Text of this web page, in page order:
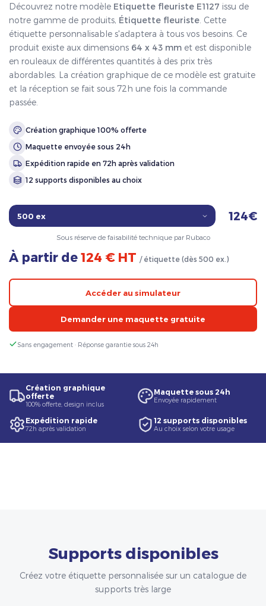
Découvrez notre modèle Etiquette fleuriste E1127 issu de
notre gamme de produits, Étiquette fleuriste . Cette
étiquette personnalisable s'adaptera à tous vos besoins. Ce
produit existe aux dimensions 64 x 43 mm et est disponible
en rouleaux de différentes quantités à des prix très
abordables. La création graphique de ce modèle est gratuite
et la réception se fait sous 72h une fois la commande
passée.
Création graphique 100% offerte
Maquette envoyée sous 24h
Expédition rapide en 72h après validation
12 supports disponibles au choix
124€
Sous réserve de faisabilité technique par Rubaco
À partir de 124 € HT / étiquette (dès 500 ex.)
Accéder au simulateur
Demander une maquette gratuite
Sans engagement · Réponse garantie sous 24h
Création graphique
offerte
100% offerte, design inclus
Maquette sous 24h
Envoyée rapidement
Expédition rapide
72h après validation
12 supports disponibles
Au choix selon votre usage
Supports disponibles
Créez votre étiquette personnalisée sur un catalogue de
supports très large